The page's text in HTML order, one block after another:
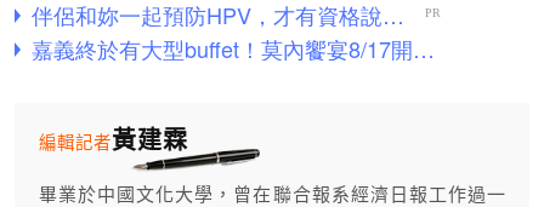
黃建霖
編輯記者
畢業於中國文化大學，曾在聯合報系經濟日報工作過一